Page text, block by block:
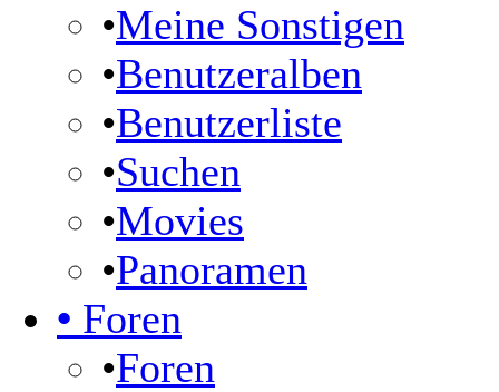
•Meine Sonstigen
•Benutzeralben
•Benutzerliste
•Suchen
•Movies
•Panoramen
• Foren
•Foren